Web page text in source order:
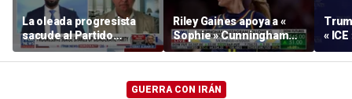
La oleada progresista
sacude al Partido
Demócrata
Riley Gaines apoya a «
Sophie » Cunningham
tras el incidente del
partido de l WNBA : «El
«
GUERRA CON IRÁN